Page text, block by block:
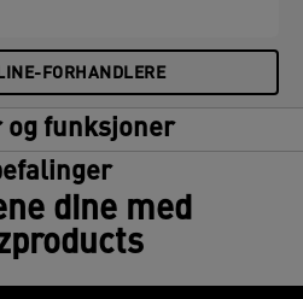
FORHANDLERE
og funksjoner
dine med